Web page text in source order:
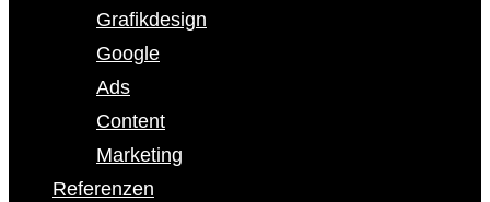
Grafikdesign
Google
Ads
Content
Marketing
Referenzen